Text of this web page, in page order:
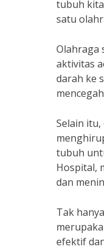
tubuh
satu
Olahraga
aktivitas
darah ke
Selain
tubuh
Hospital,
dan
Tak
efektif